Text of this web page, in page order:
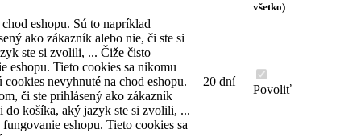
Telefón: +421 2 4445 2222
Email: predajna@domhodinmax.sk
Nájdete nás na
Facebook
Youtube
Instagram
všetko)
eshopu. Sú to napríklad
ako zákazník alebo nie, či ste si
ste si zvolili, ... Čiže čisto
eshopu. Tieto cookies sa nikomu
cookies nevyhnuté na chod eshopu.
či ste prihlásený ako zákazník
do košíka, aký jazyk ste si zvolili, ...
eshopu. Tieto cookies sa
20 dní
Povoliť